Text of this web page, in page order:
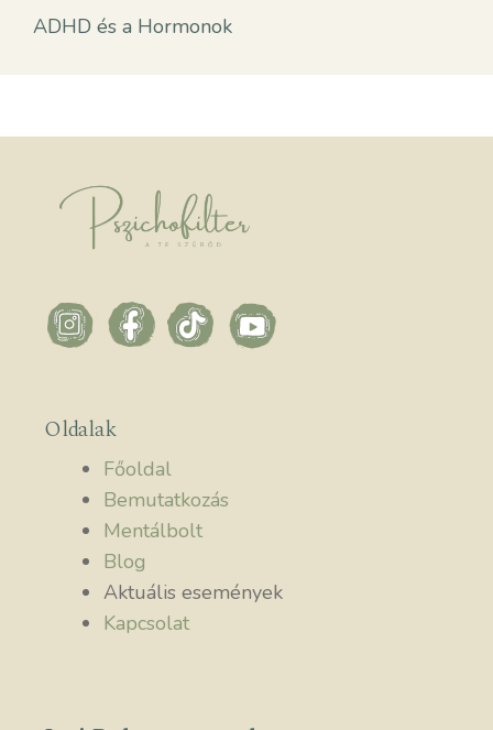
ADHD és a Hormonok
Oldalak
Főoldal
Bemutatkozás
Mentálbolt
Blog
Aktuális események
Kapcsolat